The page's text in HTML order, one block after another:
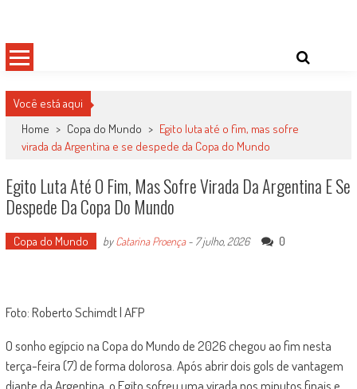
content
Você está aqui
Home > Copa do Mundo > Egito luta até o fim, mas sofre
virada da Argentina e se despede da Copa do Mundo
Egito Luta Até O Fim, Mas Sofre Virada Da Argentina E Se
Despede Da Copa Do Mundo
Copa do Mundo byCatarina Proença- 7 julho, 2026 0
Foto: Roberto Schimdt | AFP
O sonho egípcio na Copa do Mundo de 2026 chegou ao fim nesta
terça-feira (7) de forma dolorosa. Após abrir dois gols de vantagem
diante da Argentina, o Egito sofreu uma virada nos minutos finais e